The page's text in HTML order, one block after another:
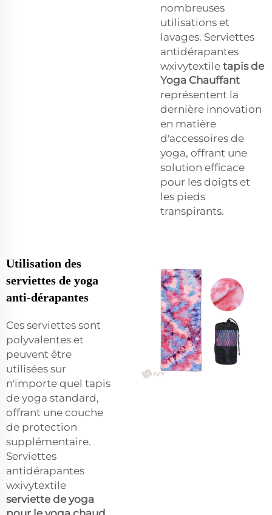
nombreuses
utilisations et
lavages. Serviettes
antidérapantes
wxivytextile tapis de
Yoga Chauffant
représentent la
dernière innovation
en matière
d'accessoires de
yoga, offrant une
solution efficace
pour les doigts et
les pieds
transpirants.
Utilisation des
serviettes de yoga
anti-dérapantes
Ces serviettes sont
polyvalentes et
peuvent être
utilisées sur
n'importe quel tapis
de yoga standard,
offrant une couche
de protection
supplémentaire.
Serviettes
antidérapantes
wxivytextile
serviette de yoga